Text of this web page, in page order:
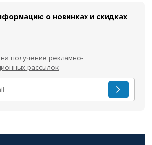
о новинках и скидках
получение рекламно-
рассылок